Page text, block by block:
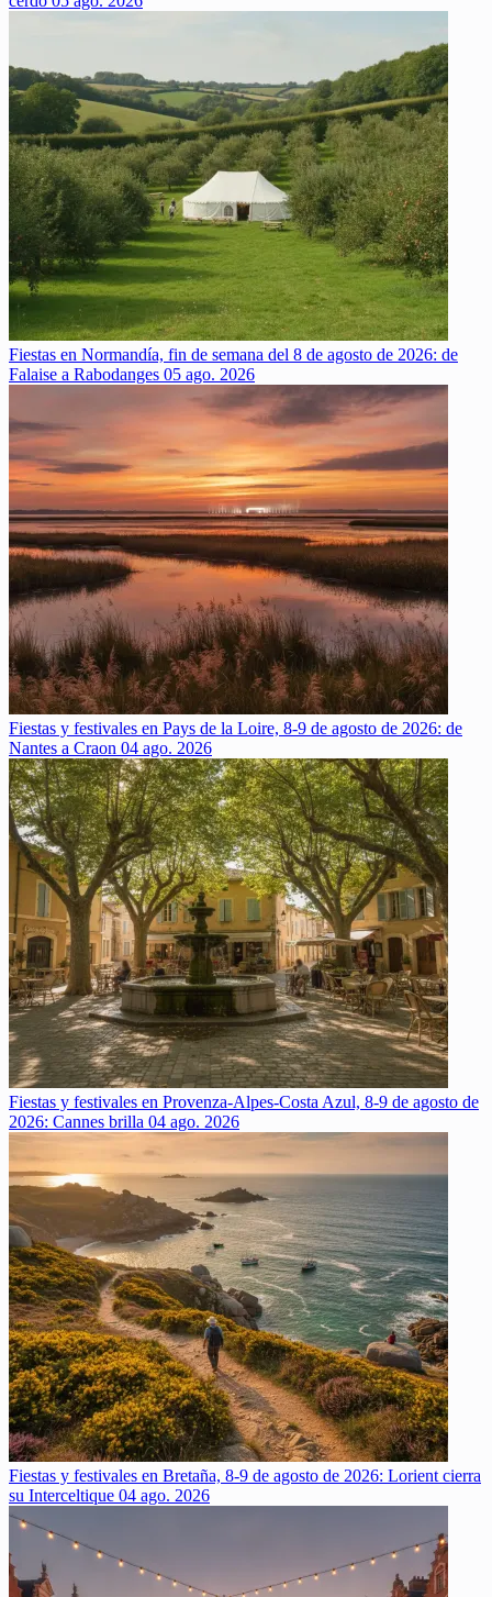
Fiestas en Normandía, fin de semana del 8 de agosto de 2026: de
Falaise a Rabodanges 05 ago. 2026
Fiestas y festivales en Pays de la Loire, 8-9 de agosto de 2026: de
Nantes a Craon 04 ago. 2026
Fiestas y festivales en Provenza-Alpes-Costa Azul, 8-9 de agosto de
2026: Cannes brilla 04 ago. 2026
Fiestas y festivales en Bretaña, 8-9 de agosto de 2026: Lorient cierra
su Interceltique 04 ago. 2026